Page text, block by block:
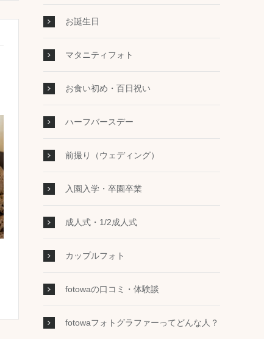
お誕生日
マタニティフォト
お食い初め・百日祝い
ハーフバースデー
前撮り（ウェディング）
入園入学・卒園卒業
成人式・1/2成人式
カップルフォト
fotowaの口コミ・体験談
fotowaフォトグラファーってどんな人？